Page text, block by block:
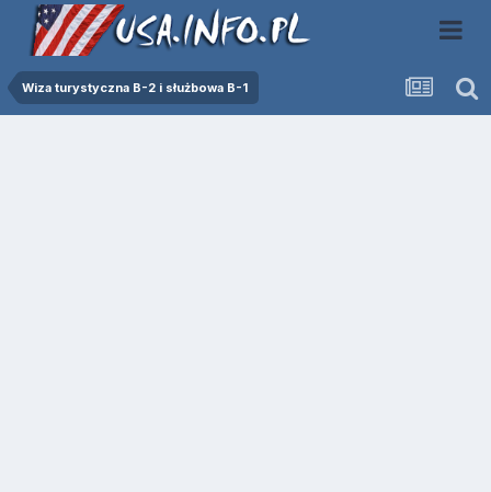
Wiza turystyczna B-2 i służbowa B-1